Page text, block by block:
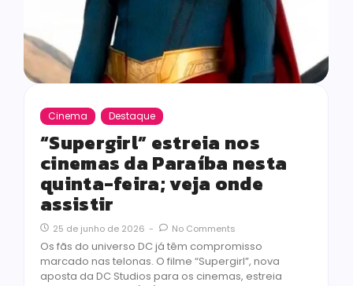
Cinema Destaque
“Supergirl” estreia nos
cinemas da Paraíba nesta
quinta-feira; veja onde
assistir
25 de junho de 2026 - No Comments
Os fãs do universo DC já têm compromisso
marcado nas telonas. O filme “Supergirl”, nova
aposta da DC Studios para os cinemas, estreia